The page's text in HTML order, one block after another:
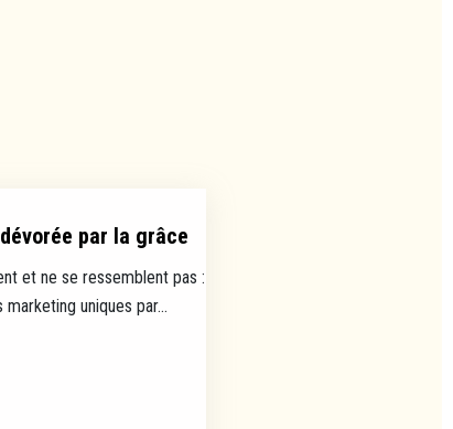
par la grâce
et ne se ressemblent pas :
uniques par...